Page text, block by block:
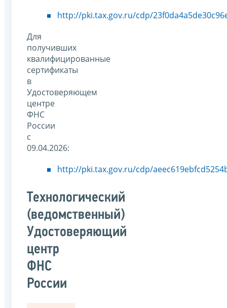
http://pki.tax.gov.ru/cdp/
Для
получивших
квалифицированные
сертификаты
в
Удостоверяющем
центре
ФНС
России
с
09.04.2026:
http://pki.tax.gov.ru/cdp/
Технологический
(ведомственный)
Удостоверяющий
центр
ФНС
России